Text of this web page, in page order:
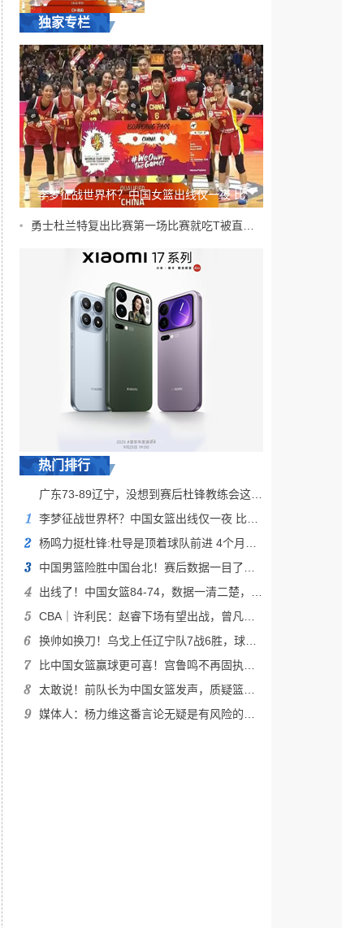
独家专栏
李梦征战世界杯？中国女篮出线仅一夜 比
更可喜的是 宫鲁鸣主动求变
热门排行
广东73-89辽宁，没想到赛后杜锋教练会这样说，怒批爱徒不留情面
李梦征战世界杯？中国女篮出线仅一夜 比更可喜的是 宫鲁鸣主动求变
杨鸣力挺杜锋:杜导是顶着球队前进 4个月前他还是全运冠军现在压力巨大
中国男篮险胜中国台北！赛后数据一目了然 , 不是赵睿 , 最大功臣是他
出线了！中国女篮84-74，数据一清二楚，不是韩旭，最大功臣是她
CBA｜许利民：赵睿下场有望出战，曾凡博还未有明确复出时间表
换帅如换刀！乌戈上任辽宁队7战6胜，球迷：杜锋应向杨鸣学习
比中国女篮赢球更可喜！宫鲁鸣不再固执，主动削弱张子宇出场时间
太敢说！前队长为中国女篮发声，质疑篮协，长时间的集训适得其反
媒体人：杨力维这番言论无疑是有风险的，因为可能会动一些人的蛋糕